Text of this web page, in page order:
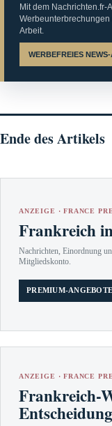
Mit dem Nachrichten.fr-
Arbeit.
WERBEFREIES
Ende des Artikels
ANZEIGE · FRANCE
Frankreich
Nachrichten, Einordnung
Mitgliedskonto.
PREMIUM-
ANZEIGE · FRANCE
Frankreich-